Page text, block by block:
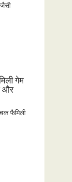
गेम
और
फैमिली